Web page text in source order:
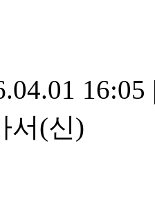
16:05
서(신)